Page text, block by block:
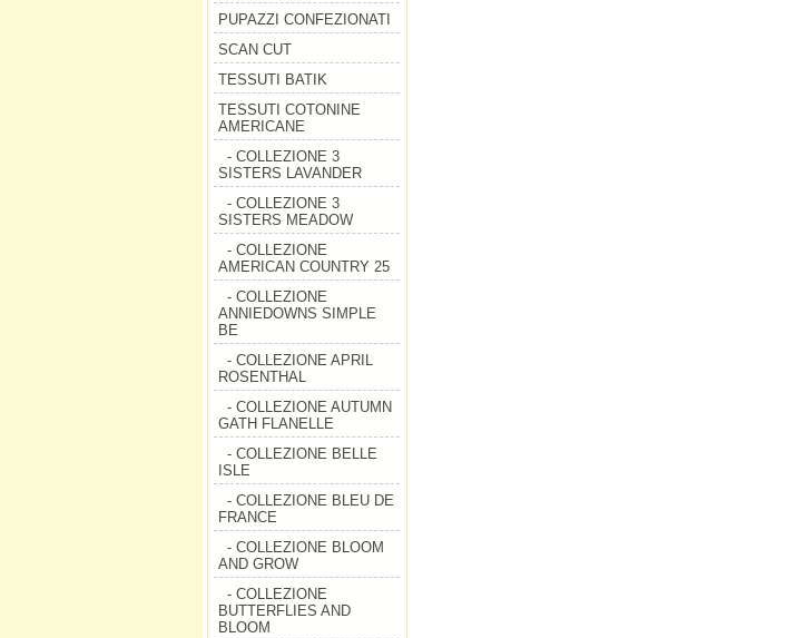
PUPAZZI CONFEZIONATI
SCAN CUT
TESSUTI BATIK
TESSUTI COTONINE
AMERICANE
- COLLEZIONE 3
SISTERS LAVANDER
- COLLEZIONE 3
SISTERS MEADOW
- COLLEZIONE
AMERICAN COUNTRY 25
- COLLEZIONE
ANNIEDOWNS SIMPLE
BE
- COLLEZIONE APRIL
ROSENTHAL
- COLLEZIONE AUTUMN
GATH FLANELLE
- COLLEZIONE BELLE
ISLE
- COLLEZIONE BLEU DE
FRANCE
- COLLEZIONE BLOOM
AND GROW
- COLLEZIONE
BUTTERFLIES AND
BLOOM